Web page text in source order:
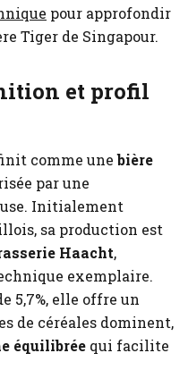
pour approfondir
Tiger de Singapour.
et profil
comme unebière
par une
Initialement
sa production est
Haacht,
exemplaire.
5,7%, elle offre un
de céréales dominent,
équilibrée qui facilite